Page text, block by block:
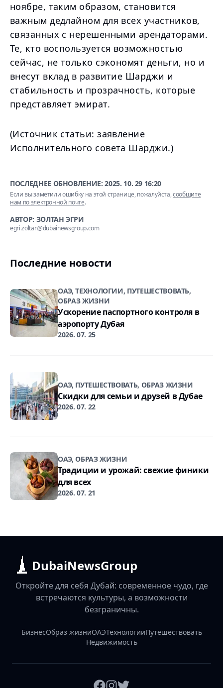
ноябре, таким образом, становится
важным дедлайном для всех участников,
связанных с нерешенными арендаторами.
Те, кто воспользуется возможностью
сейчас, не только сэкономят деньги, но и
внесут вклад в развитие Шарджи и
стабильность и прозрачность, которые
представляет эмират.
(Источник статьи: заявление
Исполнительного совета Шарджи.)
ПОСЛЕДНЕЕ ОБНОВЛЕНИЕ:2025. 10. 29 16:20
Если вы заметили ошибку на этой странице, пожалуйста,сообщите
нам по электронной почте.
АВТОР: ЗОЛТАН ЭГРИ
egri.zoltan@dubainewsgroup.com
Последние новости
ОАЭ, ТЕХНОЛОГИИ, ПУТЕШЕСТВОВАТЬ,
ОБРАЗ ЖИЗНИ
Ускорение паспортного контроля в
аэропорту Дубая
2026. 07. 25
ОАЭ, ПУТЕШЕСТВОВАТЬ, ОБРАЗ ЖИЗНИ
Скидки для семьи и друзей в Дубае
2026. 07. 22
ОАЭ, ОБРАЗ ЖИЗНИ
Традиции и урожай: свежие финики
для всех
2026. 07. 21
DubaiNewsGroup
Откройте для себя Дубай: современное чудо, где
встречаются культуры, а возможности
безграничны.
БизнесОбраз жизниОАЭТехнологииПутешествовать
Недвижимость